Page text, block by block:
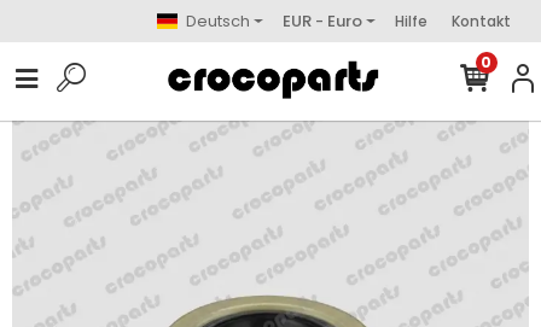
Deutsch EUR - Euro Hilfe Kontakt
0